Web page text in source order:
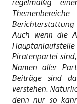
regelmäßig
Auch wenn die
Piratenpartei
Namen aller
Beiträge sind
verstehen.
denn nur so